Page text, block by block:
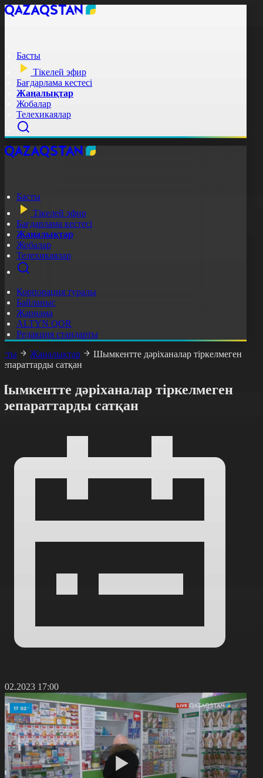
Басты
Тікелей эфир
Бағдарлама кестесі
Жаңалықтар
Жобалар
Телехикаялар
Басты
Тікелей эфир
Бағдарлама кестесі
Жаңалықтар
Жобалар
Телехикаялар
Корпорация туралы
Байланыс
Жарнама
ALTYN QOR
Редакция стандарты
Жаңалықтар
Шымкентте дәріханалар тіркелмеген
сатқан
дәріханалар тіркелмеген
сатқан
17:00